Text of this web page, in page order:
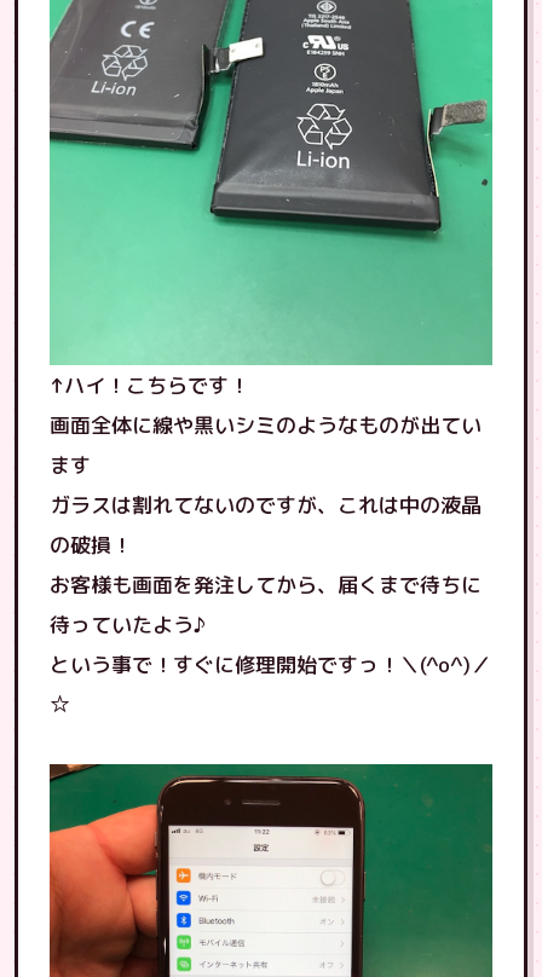
↑ハイ！こちらです！
画面全体に線や黒いシミのようなものが出てい
ます
ガラスは割れてないのですが、これは中の液晶
の破損！
お客様も画面を発注してから、届くまで待ちに
待っていたよう♪
という事で！すぐに修理開始ですっ！＼(^o^)／
☆